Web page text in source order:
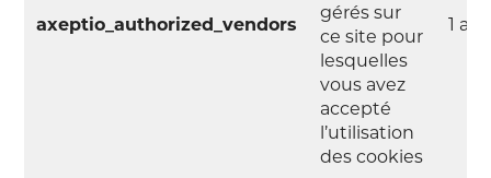
axeptio_authorized_vendors
gérés sur
ce site pour
lesquelles
vous avez
accepté
l’utilisation
des cookies
1